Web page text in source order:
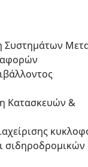
Συστημάτων
Κατασκευών &